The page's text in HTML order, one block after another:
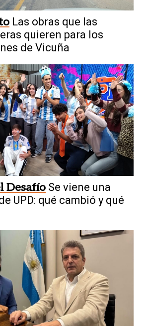
Las obras que las
quieren para los
de Vicuña
Desafío Se viene una
UPD: qué cambió y qué